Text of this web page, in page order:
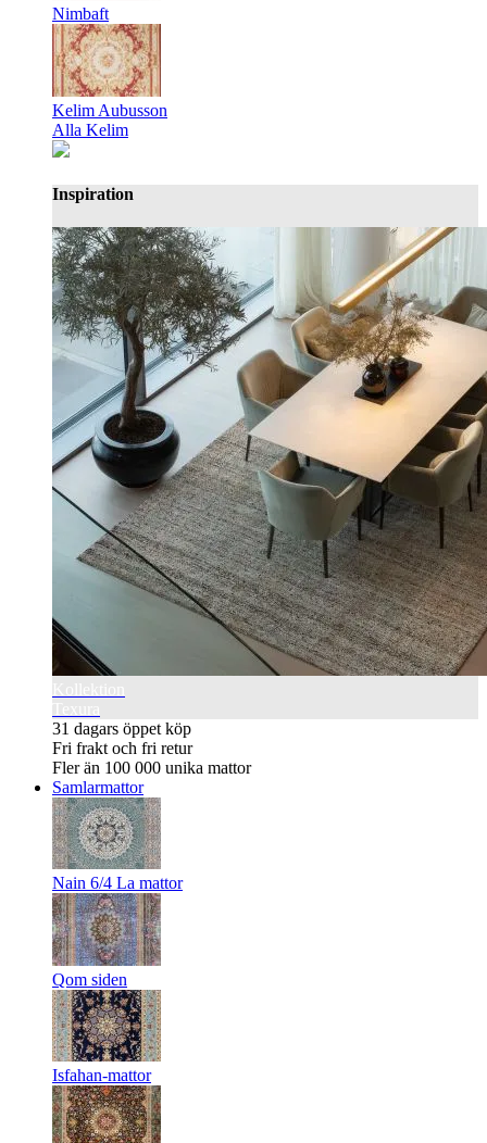
Nimbaft
Kelim Aubusson
Alla Kelim
Inspiration
31 dagars öppet köp
Fri frakt och fri retur
Fler än 100 000 unika mattor
Samlarmattor
Nain 6/4 La mattor
Qom siden
Isfahan-mattor